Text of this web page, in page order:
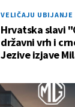
VELIČAJU UBIJANJE
Hrvatska slavi
državni vrh i
Jezive izjave